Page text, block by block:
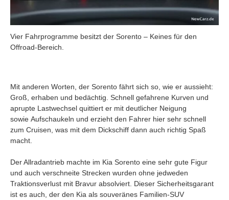
Vier Fahrprogramme besitzt der Sorento – Keines für den
Offroad-Bereich.
Mit anderen Worten, der Sorento fährt sich so, wie er aussieht:
Groß, erhaben und bedächtig. Schnell gefahrene Kurven und
aprupte Lastwechsel quittiert er mit deutlicher Neigung
sowie Aufschaukeln und erzieht den Fahrer hier sehr schnell
zum Cruisen, was mit dem Dickschiff dann auch richtig Spaß
macht.
Der Allradantrieb machte im Kia Sorento eine sehr gute Figur
und auch verschneite Strecken wurden ohne jedweden
Traktionsverlust mit Bravur absolviert. Dieser Sicherheitsgarant
ist es auch, der den Kia als souveränes Familien-SUV